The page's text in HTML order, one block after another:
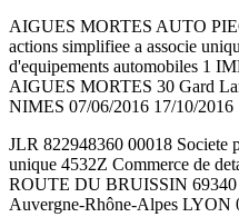
AIGUES MORTES AUTO
actions simplifiee a associe
d'equipements automobiles 1
AIGUES MORTES 30 Gard
NIMES 07/06/2016 17/10/2016
JLR 822948360 00018 Societe
unique 4532Z Commerce de
ROUTE DU BRUISSIN
Auvergne-Rhône-Alpes LYON